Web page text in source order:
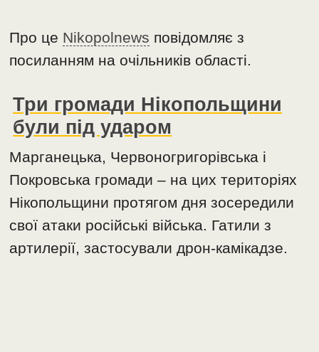
Про це Nikopolnews повідомляє з
посиланням на очільників області.
Три громади Нікопольщини
були під ударом
Марганецька, Червоногригорівська і
Покровська громади – на цих територіях
Нікопольщини протягом дня зосередили
свої атаки російські війська. Гатили з
артилерії, застосували дрон-камікадзе.